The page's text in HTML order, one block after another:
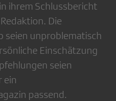
ihrem Schlussbericht
Die
seien unproblematisch
Einschätzung
seien
ein
passend.